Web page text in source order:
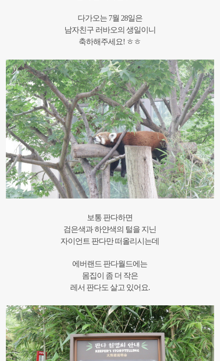
다가오는 7월 28일은
남자친구 러바오의 생일이니
축하해주세요! ㅎㅎ
보통 판다하면
검은색과 하얀색의 털을 지닌
자이언트 판다만 떠올리시는데
에버랜드 판다월드에는
몸집이 좀 더 작은
레서 판다도 살고 있어요.